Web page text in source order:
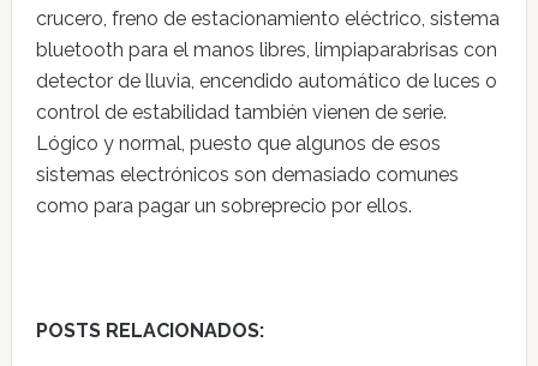
crucero, freno de estacionamiento eléctrico, sistema
bluetooth para el manos libres, limpiaparabrisas con
detector de lluvia, encendido automático de luces o
control de estabilidad también vienen de serie.
Lógico y normal, puesto que algunos de esos
sistemas electrónicos son demasiado comunes
como para pagar un sobreprecio por ellos.
POSTS RELACIONADOS: